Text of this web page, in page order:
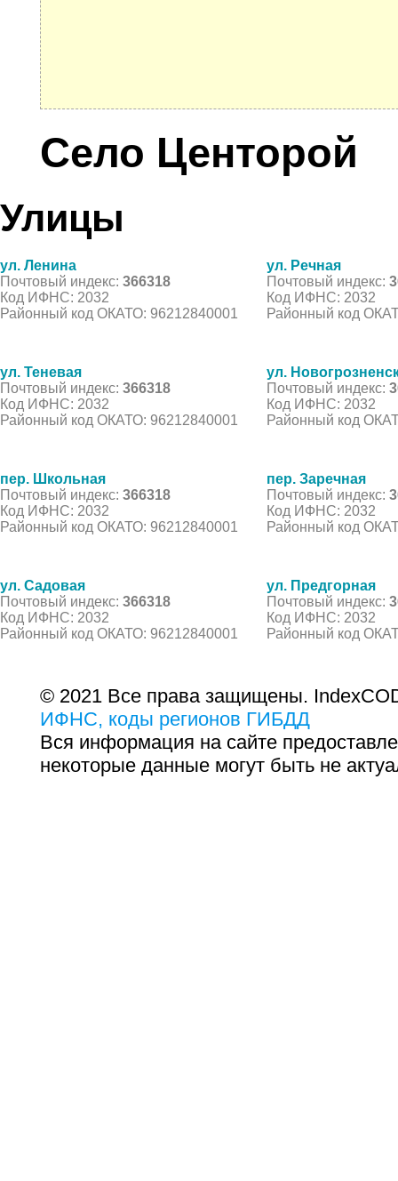
Село Центорой
Улицы
ул. Ленина
Почтовый индекс: 366318
Код ИФНС: 2032
Районный код ОКАТО: 96212840001
ул. Речная
Почтовый индекс:
Код ИФНС: 2032
Районный код
ул. Теневая
Почтовый индекс: 366318
Код ИФНС: 2032
Районный код ОКАТО: 96212840001
ул.
Почтовый индекс:
Код ИФНС: 2032
Районный код
пер. Школьная
Почтовый индекс: 366318
Код ИФНС: 2032
Районный код ОКАТО: 96212840001
пер. Заречная
Почтовый индекс:
Код ИФНС: 2032
Районный код
ул. Садовая
Почтовый индекс: 366318
Код ИФНС: 2032
Районный код ОКАТО: 96212840001
ул. Предгорная
Почтовый индекс:
Код ИФНС: 2032
Районный код
© 2021 Все права защищены.
ИФНС, коды регионов ГИБДД
Вся информация на сайте
некоторые данные могут быть не